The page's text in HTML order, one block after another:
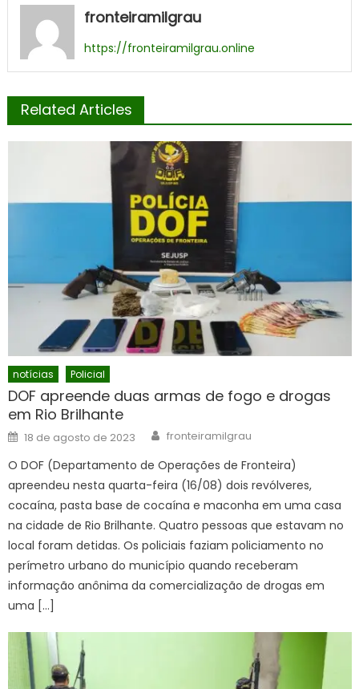
fronteiramilgrau
https://fronteiramilgrau.online
Related Articles
notícias Policial
DOF apreende duas armas de fogo e drogas
em Rio Brilhante
Posted
on
18 de agosto de 2023 Author
fronteiramilgrau
O DOF (Departamento de Operações de Fronteira)
apreendeu nesta quarta-feira (16/08) dois revólveres,
cocaína, pasta base de cocaína e maconha em uma casa
na cidade de Rio Brilhante. Quatro pessoas que estavam no
local foram detidas. Os policiais faziam policiamento no
perímetro urbano do município quando receberam
informação anônima da comercialização de drogas em
uma […]